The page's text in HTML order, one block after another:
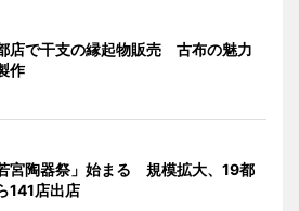
店で干支の縁起物販売 古布の魅力
作
宮陶器祭」始まる 規模拡大、19都
141店出店